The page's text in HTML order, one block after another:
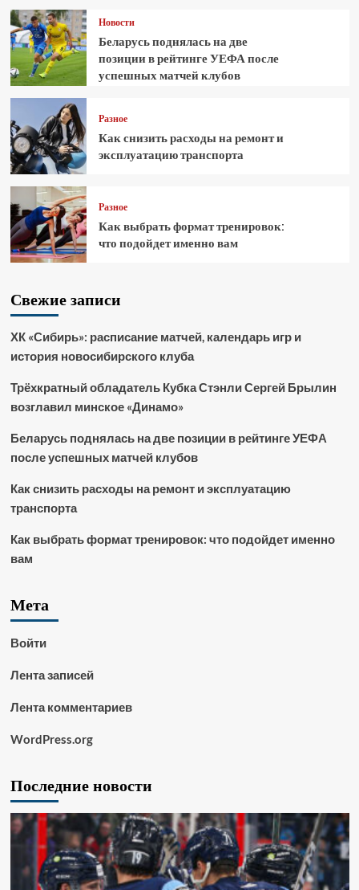
Новости
Беларусь поднялась на две
позиции в рейтинге УЕФА после
успешных матчей клубов
Разное
Как снизить расходы на ремонт и
эксплуатацию транспорта
Разное
Как выбрать формат тренировок:
что подойдет именно вам
Свежие записи
ХК «Сибирь»: расписание матчей, календарь игр и
история новосибирского клуба
Трёхкратный обладатель Кубка Стэнли Сергей Брылин
возглавил минское «Динамо»
Беларусь поднялась на две позиции в рейтинге УЕФА
после успешных матчей клубов
Как снизить расходы на ремонт и эксплуатацию
транспорта
Как выбрать формат тренировок: что подойдет именно
вам
Мета
Войти
Лента записей
Лента комментариев
WordPress.org
Последние новости